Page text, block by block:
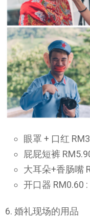
眼罩 + 口红
屁屁短裤
大耳朵+香肠嘴
开口器 RM0.60 :
6. 婚礼现场的用品